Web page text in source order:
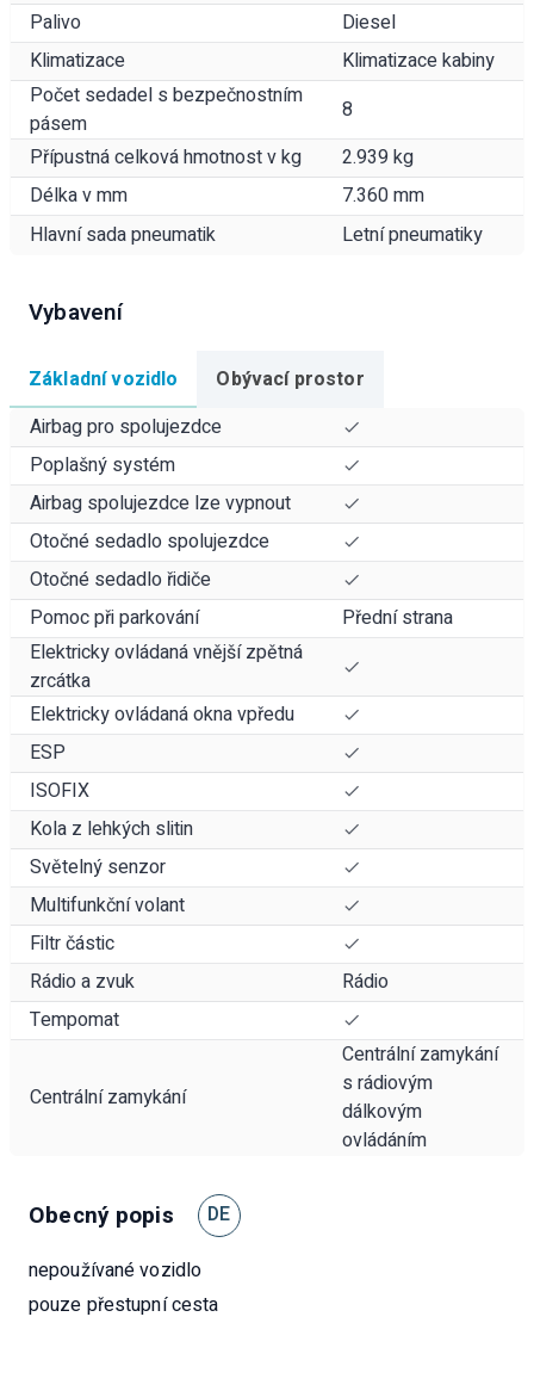
Palivo
Diesel
Klimatizace
Klimatizace kabiny
Počet sedadel s bezpečnostním
pásem
8
Přípustná celková hmotnost v kg
2.939 kg
Délka v mm
7.360 mm
Hlavní sada pneumatik
Letní pneumatiky
Vybavení
Základní vozidlo
Obývací prostor
Airbag pro spolujezdce
Poplašný systém
Airbag spolujezdce lze vypnout
Otočné sedadlo spolujezdce
Otočné sedadlo řidiče
Pomoc při parkování
Přední strana
Elektricky ovládaná vnější zpětná
zrcátka
Elektricky ovládaná okna vpředu
ESP
ISOFIX
Kola z lehkých slitin
Světelný senzor
Multifunkční volant
Filtr částic
Rádio a zvuk
Rádio
Tempomat
Centrální zamykání
Centrální zamykání
s rádiovým
dálkovým
ovládáním
Obecný popis DE
nepoužívané vozidlo
pouze přestupní cesta